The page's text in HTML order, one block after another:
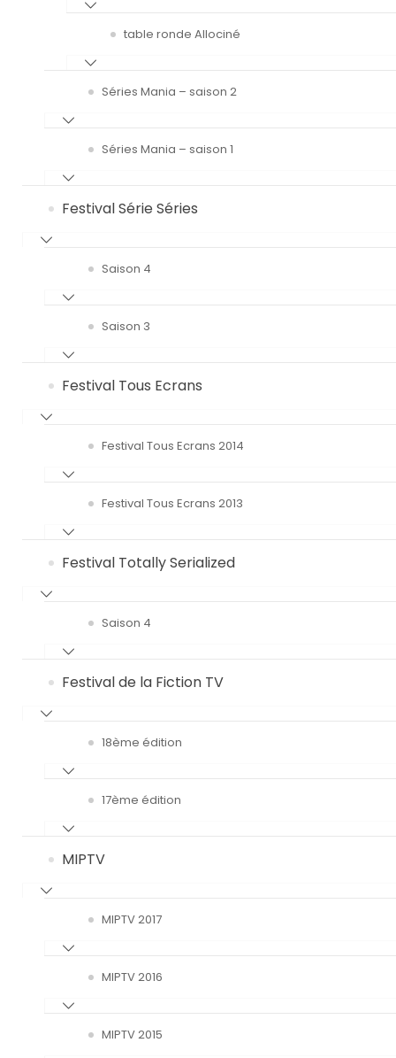
table ronde Allociné
Séries Mania – saison 2
Séries Mania – saison 1
Festival Série Séries
Saison 4
Saison 3
Festival Tous Ecrans
Festival Tous Ecrans 2014
Festival Tous Ecrans 2013
Festival Totally Serialized
Saison 4
Festival de la Fiction TV
18ème édition
17ème édition
MIPTV
MIPTV 2017
MIPTV 2016
MIPTV 2015